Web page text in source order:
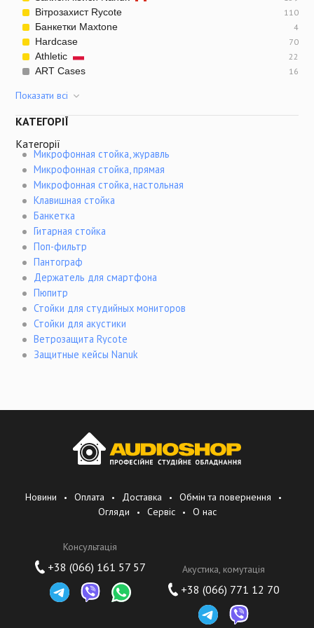
контракту на отдельных стадиях его создания. Мы также
предоставляем услуги по исследованию, модификации и
производству существующей продукции, что позволяет снизить
ее себестоимость. Благодаря интеграции инженерной базы и
производственной инфраструктуры компания Soundking
Вітрозахист Rycote 110
Банкетки Maxtone 4
Hardcase 70
Athletic 22
ART Cases 16
Показати всi
КАТЕГОРІЇ
Категорії
Микрофонная стойка, журавль
Микрофонная стойка, прямая
Микрофонная стойка, настольная
Клавишная стойка
Банкетка
Гитарная стойка
Поп-фильтр
Пантограф
Держатель для смартфона
Пюпитр
Стойки для студийных мониторов
Стойки для акустики
Ветрозащита Rycote
Защитные кейсы Nanuk
Новини Оплата Доставка
Обмін та повернення
Огляди
Сервіс О нас
Консультація
+38 (066) 161 57 57 Акустика, комутація
+38 (066) 771 12 70